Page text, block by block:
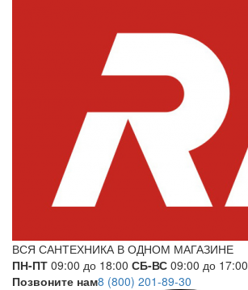
ВСЯ САНТЕХНИКА В ОДНОМ МАГАЗИНЕ
ПН-ПТ 09:00 до 18:00 СБ-ВС 09:00 до 17:00
Позвоните нам8 (800) 201-89-30